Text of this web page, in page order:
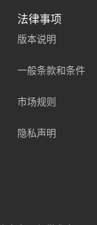
法律事项
版本说明
一般条款和条件
市场规则
隐私声明